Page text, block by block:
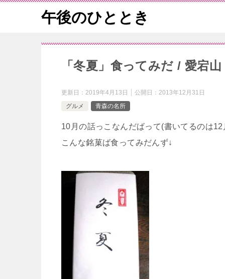
午後のひととき
「冬夏」食ってみだ / 愛宕
更新日： 2019年4月13日 公開日： 2013年12月31日
グルメ
青森の名所
10月の話っこなんだばって(書いてるのは
こんな銘菓ば食ってみだんず↓